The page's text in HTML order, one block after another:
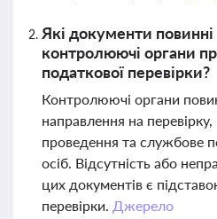
Які документи
контролюючі органи
податкової перевірки?
Контролюючі органи
направлення на перевірку,
проведення та службове
осіб. Відсутність або
цих документів є
перевірки. Джерело